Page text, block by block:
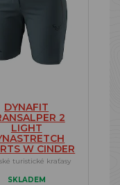
DYNAFIT
2
LIGHT
W CINDER
turistické kraťasy
SKLADEM